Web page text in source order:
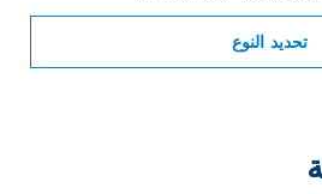
تحديد النوع